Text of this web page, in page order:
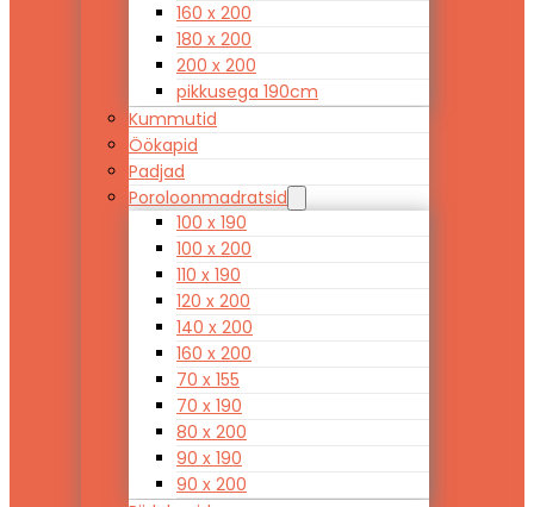
160 x 200
180 x 200
200 x 200
pikkusega 190cm
Kummutid
Öökapid
Padjad
Poroloonmadratsid
100 x 190
100 x 200
110 x 190
120 x 200
140 x 200
160 x 200
70 x 155
70 x 190
80 x 200
90 x 190
90 x 200